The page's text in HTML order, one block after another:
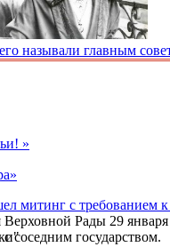
называли главным
»
митинг с требованием
Рады 29
соседним государством.